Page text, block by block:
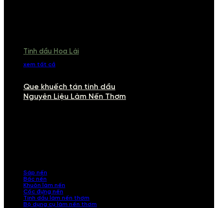
Tinh dầu Hoa Lài
xem tất cả
Que khuếch tán tinh dầu
Nguyên Liệu Làm Nến Thơm
Sáp nến
Bấc nến
Khuôn làm nến
Cốc đựng nến
Tinh dầu làm nến thơm
Bộ dụng cụ làm nến thơm